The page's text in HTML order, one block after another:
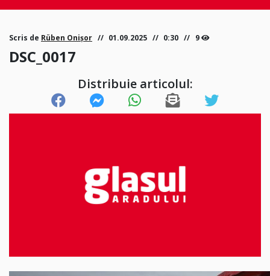
Scris de Rüben Onișor 01.09.2025 0:30 9
DSC_0017
Distribuie articolul: